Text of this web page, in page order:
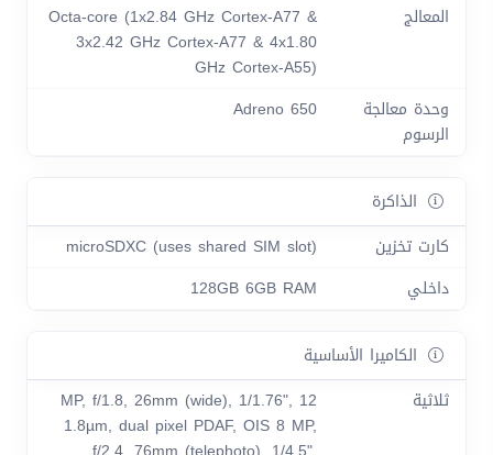
المعالج
Octa-core (1x2.84 GHz Cortex-A77 &
3x2.42 GHz Cortex-A77 & 4x1.80
GHz Cortex-A55)
وحدة معالجة
الرسوم
Adreno 650
الذاكرة
كارت تخزين
microSDXC (uses shared SIM slot)
داخلي
128GB 6GB RAM
الكاميرا الأساسية
ثلاثية
12 MP, f/1.8, 26mm (wide), 1/1.76",
1.8µm, dual pixel PDAF, OIS 8 MP,